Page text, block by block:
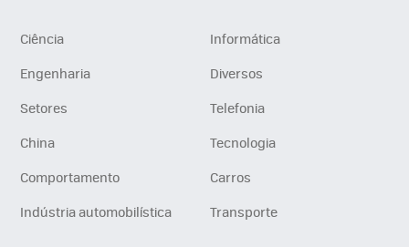
Ciência
Informática
Engenharia
Diversos
Setores
Telefonia
China
Tecnologia
Comportamento
Carros
Indústria automobilística
Transporte